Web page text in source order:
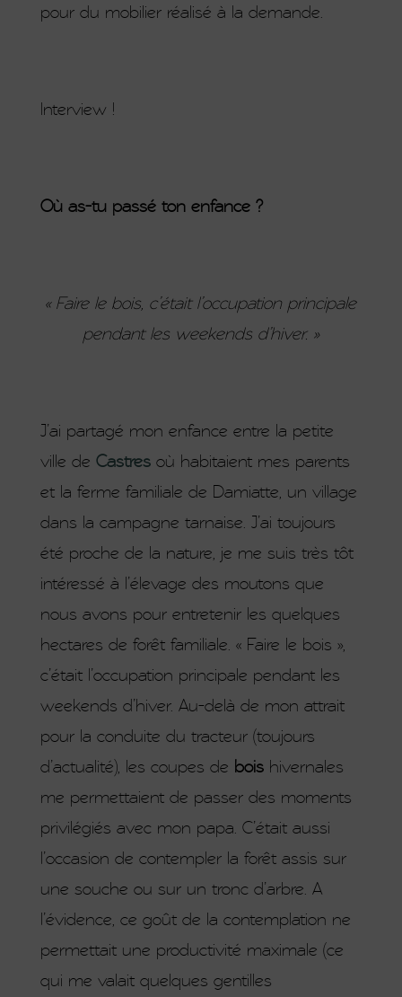
pour du mobilier réalisé à la demande.
Interview !
Où as-tu passé ton enfance ?
« Faire le bois, c’était l’occupation principale
pendant les weekends d’hiver. »
J’ai partagé mon enfance entre la petite
ville de Castresoù habitaient mes parents
et la ferme familiale de Damiatte, un village
dans la campagne tarnaise. J’ai toujours
été proche de la nature, je me suis très tôt
intéressé à l’élevage des moutons que
nous avons pour entretenir les quelques
hectares de forêt familiale. « Faire le bois »,
c’était l’occupation principale pendant les
weekends d’hiver. Au-delà de mon attrait
pour la conduite du tracteur (toujours
d’actualité), les coupes de boishivernales
me permettaient de passer des moments
privilégiés avec mon papa. C’était aussi
l’occasion de contempler la forêt assis sur
une souche ou sur un tronc d’arbre. A
l’évidence, ce goût de la contemplation ne
permettait une productivité maximale (ce
qui me valait quelques gentilles